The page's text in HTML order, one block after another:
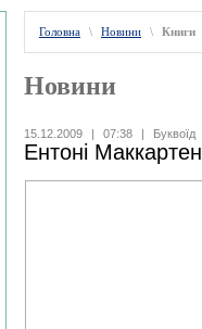
Головна \ Новини \ Книги
Новини
15.12.2009 | 07:38 | Буквоїд
Ентоні